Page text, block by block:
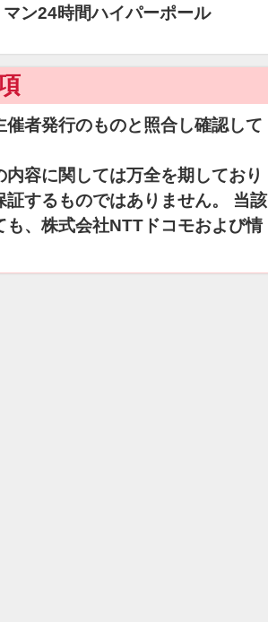
ン24時間ハイパーポール
者発行のものと照合し確認して
容に関しては万全を期しており
するものではありません。 当該
、株式会社NTTドコモおよび情